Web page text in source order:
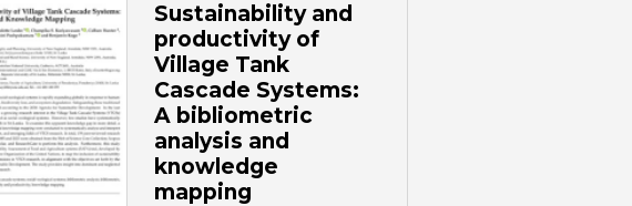
Sustainability and
productivity of
Village Tank
Cascade Systems:
A bibliometric
analysis and
knowledge
mapping